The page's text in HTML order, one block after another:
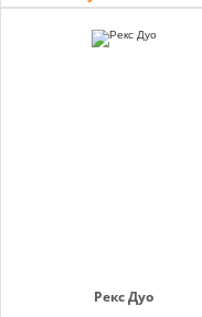
Рекс Дуо